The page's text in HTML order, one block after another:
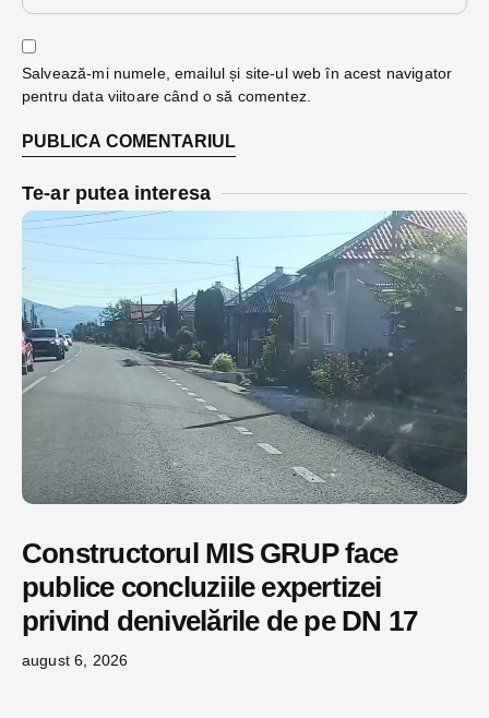
Salvează-mi numele, emailul și site-ul web în acest navigator
pentru data viitoare când o să comentez.
Te-ar putea interesa
Constructorul MIS GRUP face
publice concluziile expertizei
privind denivelările de pe DN 17
august 6, 2026